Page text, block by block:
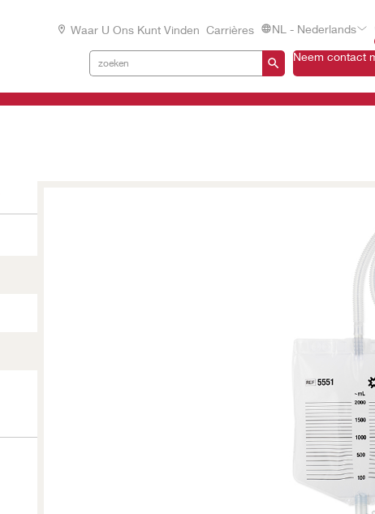
Waar U Ons Kunt Vinden Carrières NL - Nederlands
Neem contact